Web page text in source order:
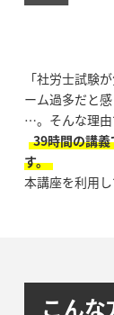
「社労士試験
ーム過多だと
…。そんな理由
39時間の講
す。
本講座を利用
こん